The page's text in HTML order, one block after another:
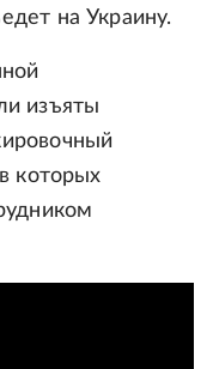
на Украину.
изъяты
которых